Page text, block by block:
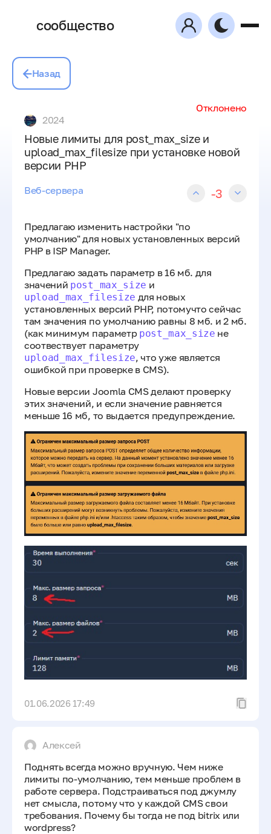
сообщество
Назад
2024
Веб-сервера -3
Новые лимиты для post_max_size и
upload_max_filesize при установке новой
версии PHP
Предлагаю изменить настройки "по
умолчанию" для новых установленных версий
PHP в ISP Manager.
Предлагаю задать параметр в 16 мб. для
значений post_max_size и
upload_max_filesize для новых
установленных версий PHP, потомучто сейчас
там значения по умолчанию равны 8 мб. и 2 мб.
(как минимум параметр post_max_size не
соотвествует параметру
upload_max_filesize, что уже является
ошибкой при проверке в CMS).
Новые версии Joomla CMS делают проверку
этих значений, и если значение равняется
меньше 16 мб, то выдается предупреждение.
01.06.2026 17:49
Отклонено
Алексей
Поднять всегда можно вручную. Чем ниже
лимиты по-умолчанию, тем меньше проблем в
работе сервера. Подстраиваться под джумлу
нет смысла, потому что у каждой CMS свои
требования. Почему бы тогда не под bitrix или
wordpress?